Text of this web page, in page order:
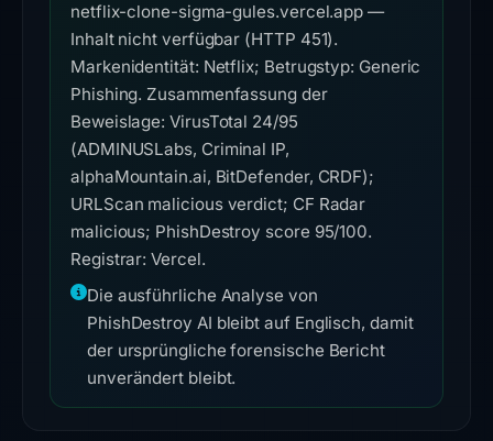
netflix-clone-sigma-gules.vercel.app —
Inhalt nicht verfügbar (HTTP 451).
Markenidentität: Netflix; Betrugstyp: Generic
Phishing. Zusammenfassung der
Beweislage: VirusTotal 24/95
(ADMINUSLabs, Criminal IP,
alphaMountain.ai, BitDefender, CRDF);
URLScan malicious verdict; CF Radar
malicious; PhishDestroy score 95/100.
Registrar: Vercel.
Die ausführliche Analyse von
PhishDestroy AI bleibt auf Englisch, damit
der ursprüngliche forensische Bericht
unverändert bleibt.